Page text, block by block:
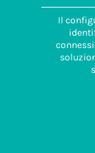
Il